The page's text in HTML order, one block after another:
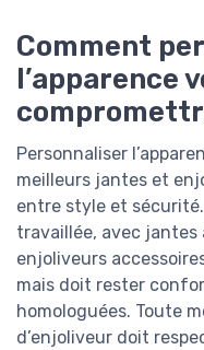
Comment
l’apparence
Personnaliser
meilleurs jantes et
entre style et
travaillée, avec jantes
enjoliveurs
mais doit rester
homologuées. Toute
d’enjoliveur doit